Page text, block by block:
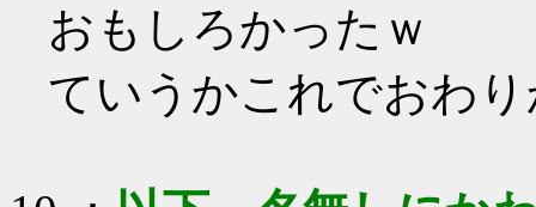
おもしろかったｗ
ていうかこれでおわ